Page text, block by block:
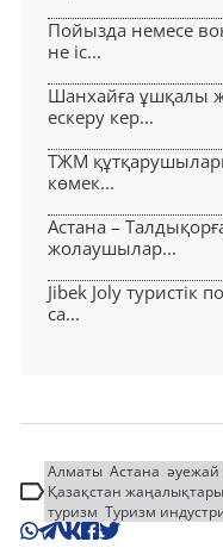
Пойызда немесе
не іс...
Шанхайға ұшқалы
ескеру кер...
ТЖМ
көмек...
Астана –
жолаушылар...
Jibek Joly туристік
са...
Алматы Астана әуежай
Қазақстан жаңалықтары
туризм Туризм